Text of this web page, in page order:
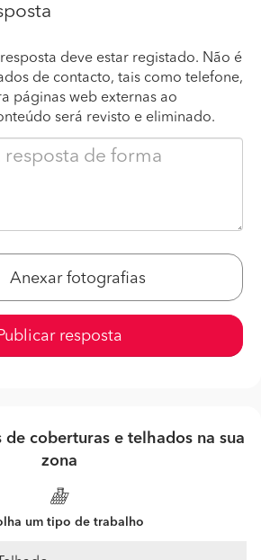
deve estar registado. Não é
de contacto, tais como telefone,
páginas web externas ao
será revisto e eliminado.
Anexar fotografias
Publicar resposta
de coberturas e telhados na sua
zona
um tipo de trabalho